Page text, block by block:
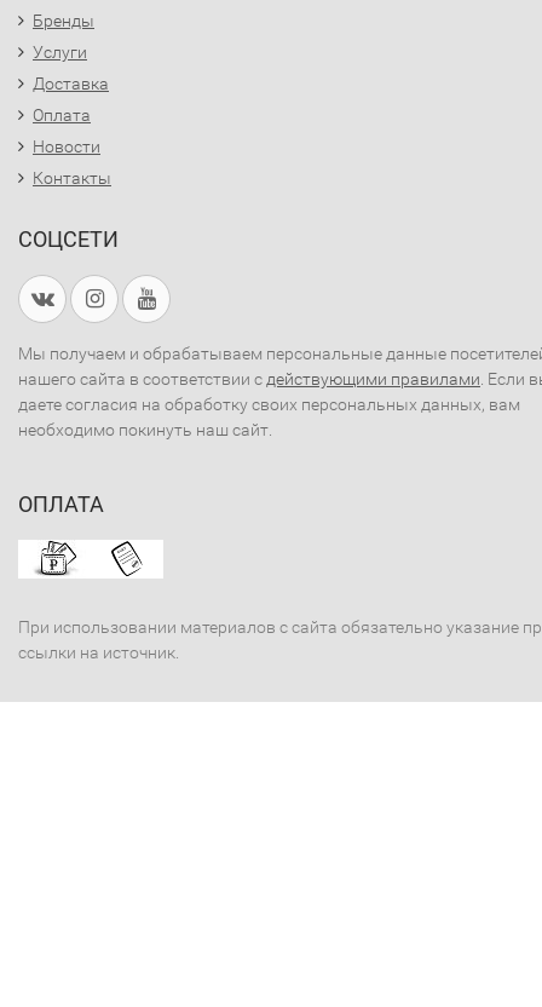
Бренды
Услуги
Доставка
Оплата
Новости
Контакты
СОЦСЕТИ
Мы получаем и обрабатываем персональные данные
нашего сайта в соответствии с действующими правилами . Если
даете согласия на обработку своих персональных данных, вам
необходимо покинуть наш сайт.
ОПЛАТА
При использовании материалов с сайта обязательно указание
ссылки на источник.